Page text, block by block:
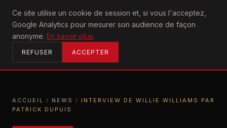
Ce site utilise un cookie de session et, si vous l'acceptez,
Google Analytics pour mesurer son audience de façon
anonyme. En savoir plus.
REFUSER ACCEPTER
U2achtung
ACCUEIL
ACCUEIL / NEWS / INTERVIEW DE WILLIE WILLIAMS PAR
PATRICK DUPUIS